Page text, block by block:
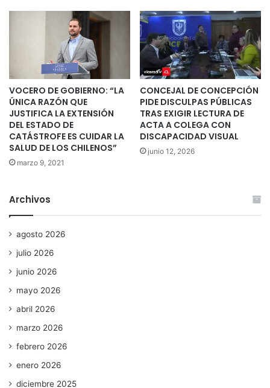
VOCERO DE GOBIERNO: “LA
ÚNICA RAZÓN QUE
JUSTIFICA LA EXTENSIÓN
DEL ESTADO DE
CATÁSTROFE ES CUIDAR LA
SALUD DE LOS CHILENOS”
marzo 9, 2021
CONCEJAL DE CONCEPCIÓN
PIDE DISCULPAS PÚBLICAS
TRAS EXIGIR LECTURA DE
ACTA A COLEGA CON
DISCAPACIDAD VISUAL
junio 12, 2026
Archivos
agosto 2026
julio 2026
junio 2026
mayo 2026
abril 2026
marzo 2026
febrero 2026
enero 2026
diciembre 2025